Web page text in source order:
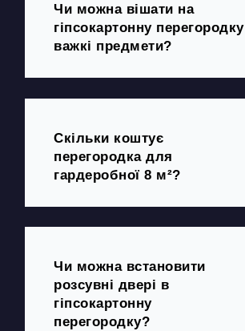
Чи можна вішати на
гіпсокартонну перегородку
важкі предмети?
Скільки коштує
перегородка для
гардеробної 8 м²?
Чи можна встановити
розсувні двері в
гіпсокартонну
перегородку?